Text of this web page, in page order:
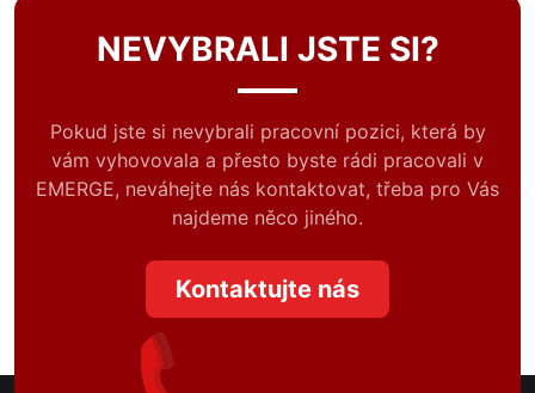
NEVYBRALI JSTE SI?
Pokud jste si nevybrali pracovní pozici, která by
vám vyhovovala a přesto byste rádi pracovali v
EMERGE, neváhejte nás kontaktovat, třeba pro Vás
najdeme něco jiného.
Kontaktujte nás